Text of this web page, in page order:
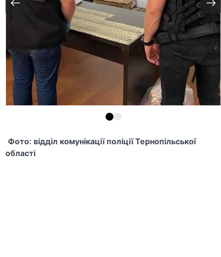
Фото: відділ комунікації поліції Тернопільської
області